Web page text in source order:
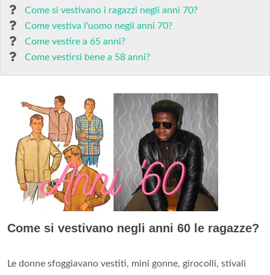
Come si vestivano i ragazzi negli anni 70?
Come vestiva l'uomo negli anni 70?
Come vestire a 65 anni?
Come vestirsi bene a 58 anni?
Come si vestivano negli anni 60 le ragazze?
Le donne sfoggiavano vestiti, mini gonne, girocolli, stivali